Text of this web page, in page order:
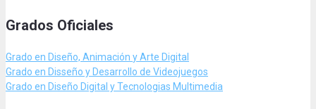
Grados Oficiales
Grado en Diseño, Animación y Arte Digital
Grado en Disseño y Desarrollo de Videojuegos
Grado en Diseño Digital y Tecnologias Multimedia